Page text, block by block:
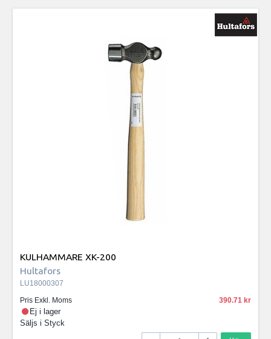
KULHAMMARE XK-200
Hultafors
LU18000307
Pris Exkl. Moms
390.71
Ej i lager
Säljs i Styck